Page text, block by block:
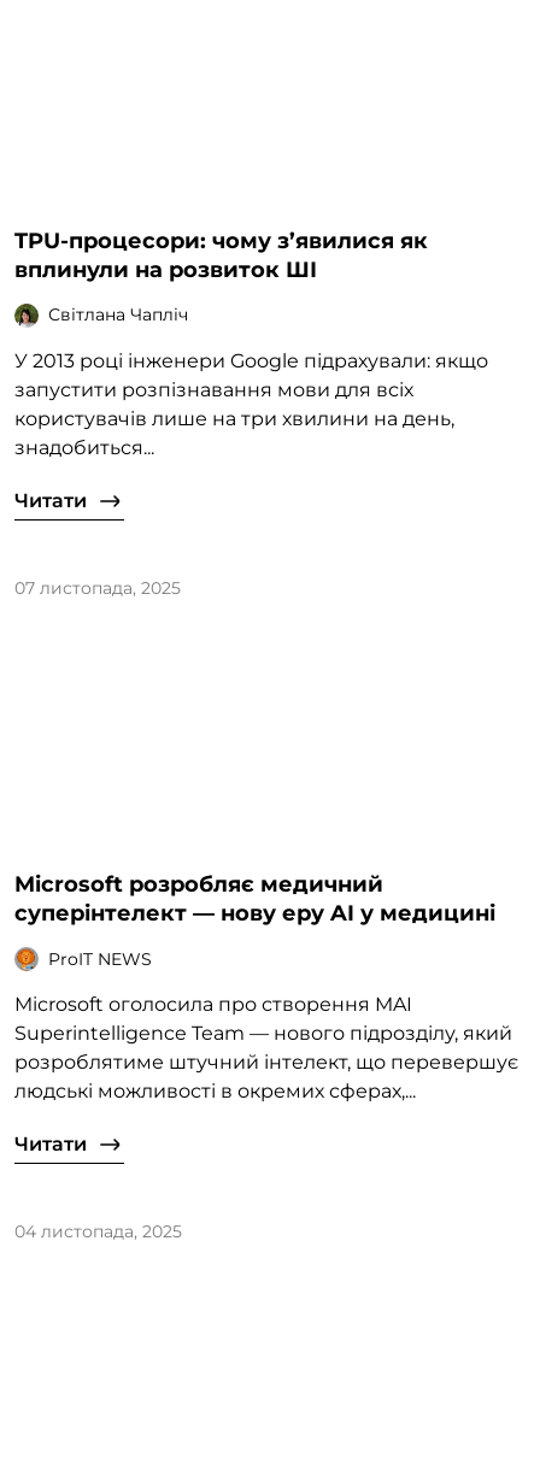
TPU-процесори: чому з’явилися як
вплинули на розвиток ШІ
Світлана Чапліч
У 2013 році інженери Google підрахували: якщо
запустити розпізнавання мови для всіх
користувачів лише на три хвилини на день,
знадобиться...
Читати
07 листопада, 2025
Microsoft розробляє медичний
суперінтелект — нову еру AI у медицині
ProIT NEWS
Microsoft оголосила про створення MAI
Superintelligence Team — нового підрозділу, який
розроблятиме штучний інтелект, що перевершує
людські можливості в окремих сферах,...
Читати
04 листопада, 2025